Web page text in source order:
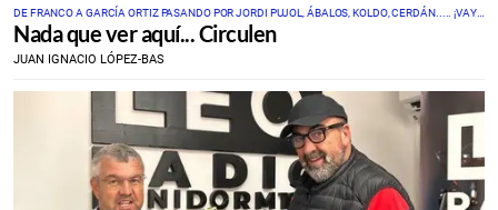
DE FRANCO A GARCÍA ORTIZ PASANDO POR JORDI PUJOL, ÁBALOS, KOLDO, CERDÁN..... ¡VAYA
SEMANITA!
Nada que ver aquí... Circulen
JUAN IGNACIO LÓPEZ-BAS